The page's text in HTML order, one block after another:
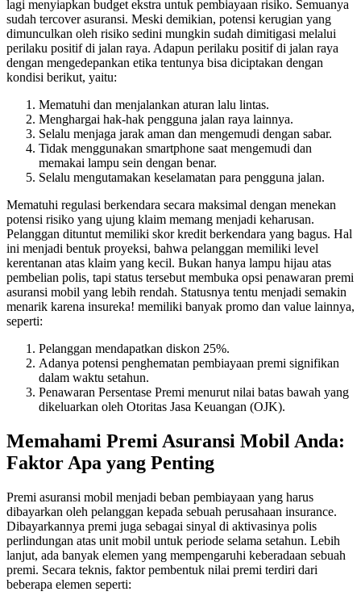
lagi menyiapkan budget ekstra untuk pembiayaan risiko. Semuanya
sudah tercover asuransi. Meski demikian, potensi kerugian yang
dimunculkan oleh risiko sedini mungkin sudah dimitigasi melalui
perilaku positif di jalan raya. Adapun perilaku positif di jalan raya
dengan mengedepankan etika tentunya bisa diciptakan dengan
kondisi berikut, yaitu:
Mematuhi dan menjalankan aturan lalu lintas.
Menghargai hak-hak pengguna jalan raya lainnya.
Selalu menjaga jarak aman dan mengemudi dengan sabar.
Tidak menggunakan smartphone saat mengemudi dan
memakai lampu sein dengan benar.
Selalu mengutamakan keselamatan para pengguna jalan.
Mematuhi regulasi berkendara secara maksimal dengan menekan
potensi risiko yang ujung klaim memang menjadi keharusan.
Pelanggan dituntut memiliki skor kredit berkendara yang bagus. Hal
ini menjadi bentuk proyeksi, bahwa pelanggan memiliki level
kerentanan atas klaim yang kecil. Bukan hanya lampu hijau atas
pembelian polis, tapi status tersebut membuka opsi penawaran premi
asuransi mobil yang lebih rendah. Statusnya tentu menjadi semakin
menarik karena insureka! memiliki banyak promo dan value lainnya,
seperti:
Pelanggan mendapatkan diskon 25%.
Adanya potensi penghematan pembiayaan premi signifikan
dalam waktu setahun.
Penawaran Persentase Premi menurut nilai batas bawah yang
dikeluarkan oleh Otoritas Jasa Keuangan (OJK).
Memahami Premi Asuransi Mobil Anda:
Faktor Apa yang Penting
Premi asuransi mobil menjadi beban pembiayaan yang harus
dibayarkan oleh pelanggan kepada sebuah perusahaan insurance.
Dibayarkannya premi juga sebagai sinyal di aktivasinya polis
perlindungan atas unit mobil untuk periode selama setahun. Lebih
lanjut, ada banyak elemen yang mempengaruhi keberadaan sebuah
premi. Secara teknis, faktor pembentuk nilai premi terdiri dari
beberapa elemen seperti: